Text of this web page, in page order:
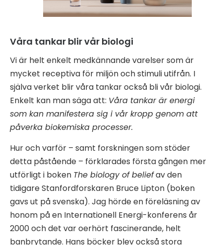
Våra tankar blir vår biologi
Vi är helt enkelt medkännande varelser som är
mycket receptiva för miljön och stimuli utifrån. I
själva verket blir våra tankar också bli vår biologi.
Enkelt kan man säga att: Våra tankar är energi
som kan manifestera sig i vår kropp genom att
påverka biokemiska processer.
Hur och varför – samt forskningen som stöder
detta påstående – förklarades första gången mer
utförligt i boken The biology of beliefav den
tidigare Stanfordforskaren Bruce Lipton (boken
gavs ut på svenska). Jag hörde en föreläsning av
honom på en Internationell Energi-konferens år
2000 och det var oerhört fascinerande, helt
banbrytande. Hans böcker blev också stora